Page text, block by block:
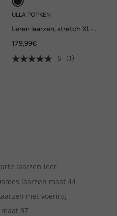
ULLA POPKEN
Leren laarzen, stretch XL-
179,99€
5
(1)
laarzen leer
laarzen maat 44
met voering
37